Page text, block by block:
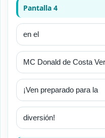
Pantalla 4